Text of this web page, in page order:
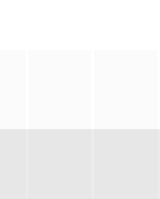
“阴婚”。他与女探长穆英搭档，
事。甲午战争后，国家蒙羞，张謇虽高中状元，却渴